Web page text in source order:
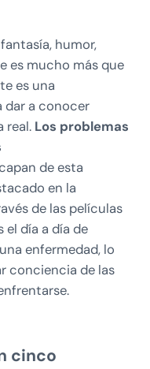
humor,
es mucho más que
es una
dar a conocer
real. Los problemas
de esta
en la
de las películas
el día a día de
enfermedad, lo
conciencia de las
cinco